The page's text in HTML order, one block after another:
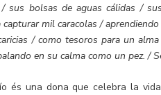
sus bolsas de aguas cálidas /
mil caracolas /
/ como tesoros para un
en su calma como un pez. /
és una dona que celebra la